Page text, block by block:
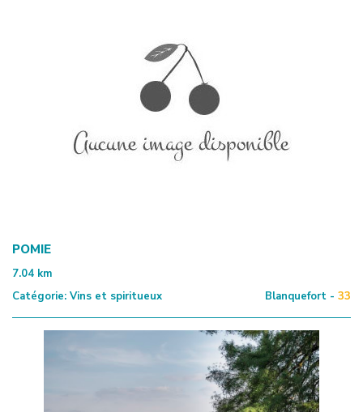
POMIE
7.04 km
Catégorie: Vins et spiritueux Blanquefort - 33